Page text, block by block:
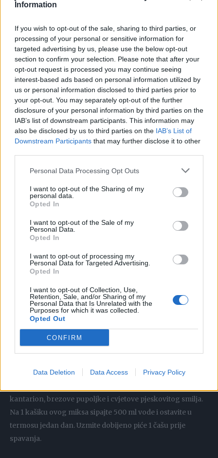
Information
If you wish to opt-out of the sale, sharing to third parties, or
processing of your personal or sensitive information for
targeted advertising by us, please use the below opt-out
section to confirm your selection. Please note that after your
opt-out request is processed you may continue seeing
interest-based ads based on personal information utilized by
us or personal information disclosed to third parties prior to
your opt-out. You may separately opt-out of the further
disclosure of your personal information by third parties on the
IAB’s list of downstream participants. This information may
also be disclosed by us to third parties on the IAB’s List of
Downstream Participants that may further disclose it to other
Personal Data Processing Opt Outs
I want to opt-out of the Sharing of my
personal data.
Opted In
I want to opt-out of the Sale of my
Personal Data.
Opted In
I want to opt-out of processing my
Personal Data for Targeted Advertising.
Opted In
I want to opt-out of Collection, Use,
Retention, Sale, and/or Sharing of my
Personal Data that Is Unrelated with the
Purposes for which it was collected.
Opted Out
CONFIRM
Data Deletion Data Access Privacy Policy
Ovas
Počnite da pripremate piće ujutro. U 200 ml ključale vode
sipajte 1 kašiku ovsa. Uveče, procijedite čaj i dodajte joj 1
kašičicu cimeta i 1/3 kašičice kurkume. Podelite piće u
dvije doze: prva 30 minuta pre večere, druga 30 minuta
Dodajte 1/3 kašičice izrendanog korijen đumbira u 250 ml
kašičicu meda. Pustite da se kuha 15 minuta i pijte sat
vremena prije spavanja. Ukoliko patite od povećanog
pritiska, ne možete piti ovo piće.
Oljuštite 4 cvekle i isjecite na velike kocke. Nalijte 2 litra
hladne vode. Kuvajte dok se zapremina ne smanji za 3 puta.
Procijediti rezultujući čaj ii uzimati 3/4 šolje prije spavanja.
kantarion, brezove pupoljke i cvjetove pjeskovitog smilja.
Na 1 kašiku ovog miksa sipajte 500 ml vode i ostavite u
termosu jedan dan. Uzmite dobijeno piće 1 čašu prije
spavanja.